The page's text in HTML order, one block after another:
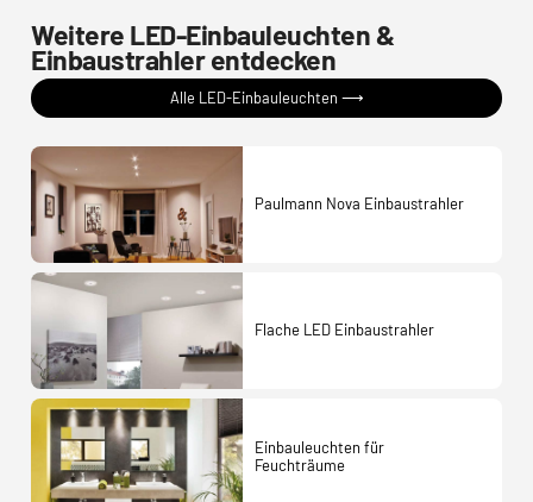
Weitere LED-Einbauleuchten &
Einbaustrahler entdecken
Alle LED-Einbauleuchten ⟶
Paulmann Nova Einbaustrahler
Flache LED Einbaustrahler
Einbauleuchten für
Feuchträume